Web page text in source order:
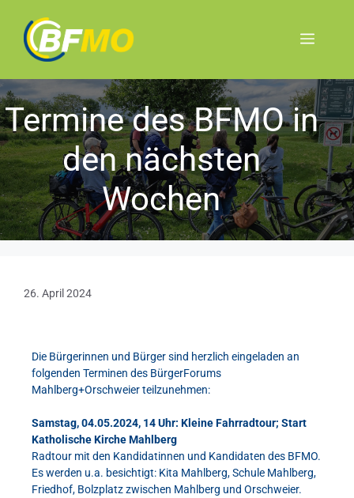
Termine des BFMO in
den nächsten
Wochen
26. April 2024
Die Bürgerinnen und Bürger sind herzlich eingeladen an
folgenden Terminen des BürgerForums
Mahlberg+Orschweier teilzunehmen:
Samstag, 04.05.2024, 14 Uhr: Kleine Fahrradtour; Start
Katholische Kirche Mahlberg
Radtour mit den Kandidatinnen und Kandidaten des BFMO.
Es werden u.a. besichtigt: Kita Mahlberg, Schule Mahlberg,
Friedhof, Bolzplatz zwischen Mahlberg und Orschweier.